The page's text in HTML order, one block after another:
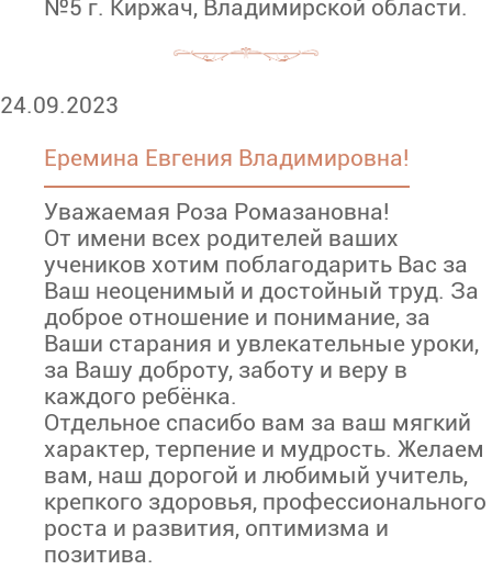
№5 г. Киржач, Владимирской области.
24.09.2023
Еремина Евгения Владимировна!
Уважаемая Роза Ромазановна!
От имени всех родителей ваших
учеников хотим поблагодарить Вас за
Ваш неоценимый и достойный труд. За
доброе отношение и понимание, за
Ваши старания и увлекательные уроки,
за Вашу доброту, заботу и веру в
каждого ребёнка.
Отдельное спасибо вам за ваш мягкий
характер, терпение и мудрость. Желаем
вам, наш дорогой и любимый учитель,
крепкого здоровья, профессионального
роста и развития, оптимизма и
позитива.